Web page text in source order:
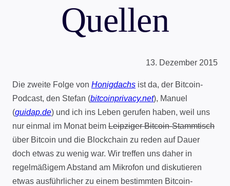
Quellen
13. Dezember 2015
Die zweite Folge von Honigdachs ist da, der Bitcoin-
Podcast, den Stefan (bitcoinprivacy.net), Manuel
(guidap.de) und ich ins Leben gerufen haben, weil uns
nur einmal im Monat beim Leipziger Bitcoin-Stammtisch
über Bitcoin und die Blockchain zu reden auf Dauer
doch etwas zu wenig war. Wir treffen uns daher in
regelmäßigem Abstand am Mikrofon und diskutieren
etwas ausführlicher zu einem bestimmten Bitcoin-